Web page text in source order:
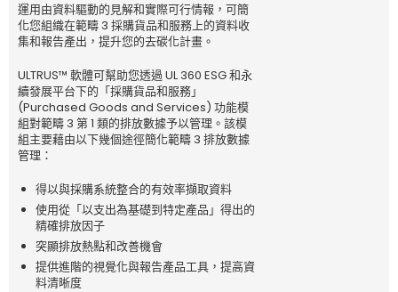
運用由資料驅動的見解和實際可行情報，可簡
化您組織在範疇 3 採購貨品和服務上的資料收
集和報告產出，提升您的去碳化計畫。
ULTRUS™ 軟體可幫助您透過 UL 360 ESG 和永
續發展平台下的「採購貨品和服務」
(Purchased Goods and Services) 功能模
組對範疇 3 第 1 類的排放數據予以管理。該模
組主要藉由以下幾個途徑簡化範疇 3 排放數據
管理：
得以與採購系統整合的有效率擷取資料
使用從「以支出為基礎到特定產品」得出的
精確排放因子
突顯排放熱點和改善機會
提供進階的視覺化與報告產品工具，提高資
料清晰度